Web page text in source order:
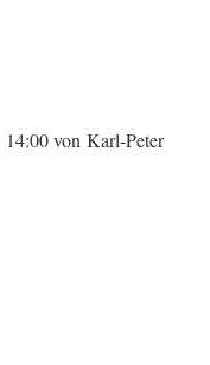
von Karl-Peter